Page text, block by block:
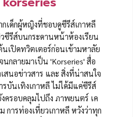
กเด็กผู้หญิงที่ชอบดูซีรีส์เกาหลี
ซีรีส์บนกระดานหน้าห้องเรียน
นเปิดทวิตเตอร์ก่อนเข้ามหาลัย
กลายมาเป็น 'Korseries' สื่อ
สนอข่าวสาร และ สิ่งที่น่าสนใจ
รบันเทิงเกาหลี ไม่ได้มีแค่ซีรีส์
ครอบคลุมไปถึง ภาพยนตร์ เค
การท่องเที่ยวเกาหลี หวังว่าทุก